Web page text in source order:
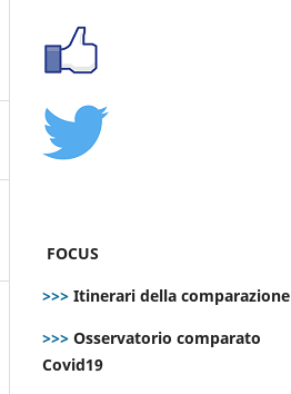
FOCUS
>>> Itinerari della comparazione
>>> Osservatorio comparato
Covid19